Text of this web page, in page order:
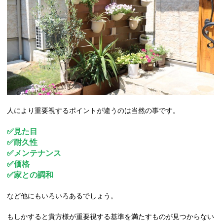
人により重要視するポイントが違うのは当然の事です。
✅見た目
✅耐久性
✅メンテナンス
✅価格
✅家との調和
など他にもいろいろあるでしょう。
もしかすると貴方様が重要視する基準を満たすものが見つからない